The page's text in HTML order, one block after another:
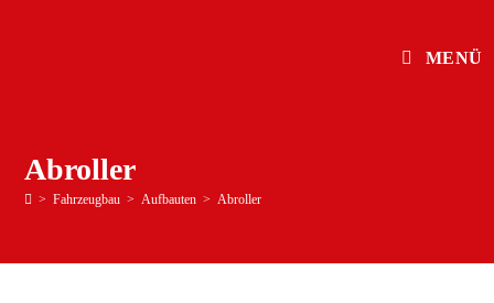
MENÜ
Abroller
> Fahrzeugbau > Aufbauten > Abroller